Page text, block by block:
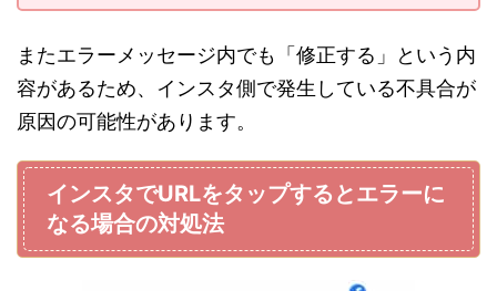
またエラーメッセージ内でも「修正する」という内
容があるため、インスタ側で発生している不具合が
原因の可能性があります。
インスタでURLをタップするとエラーに
なる場合の対処法